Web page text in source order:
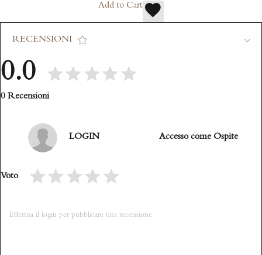
Add to Cart
RECENSIONI
0.0
0 Recensioni
LOGIN Accesso come Ospite
Voto